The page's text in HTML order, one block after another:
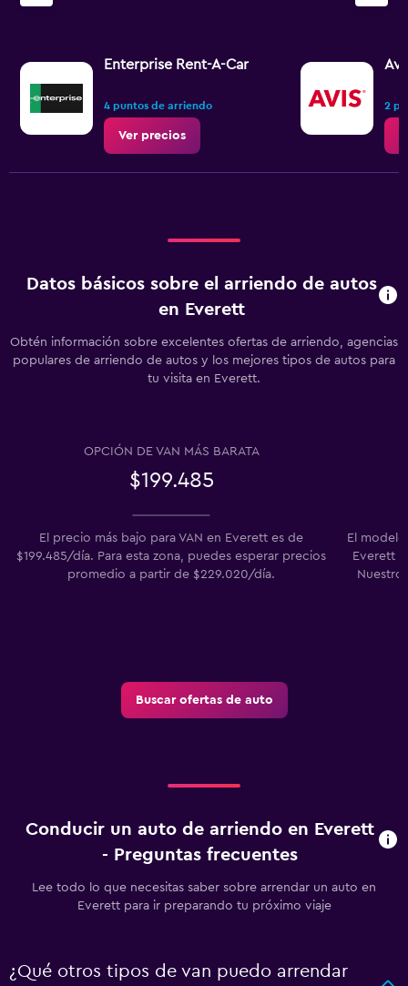
Enterprise Rent-A-Car
4 puntos de arriendo
Ver precios
2
Datos básicos sobre el arriendo de autos
en Everett
Obtén información sobre excelentes ofertas de arriendo, agencias
populares de arriendo de autos y los mejores tipos de autos para
tu visita en Everett.
OPCIÓN DE VAN MÁS BARATA
$199.485
El precio más bajo para VAN en Everett es de
$199.485/día. Para esta zona, puedes esperar precios
promedio a partir de $229.020/día.
El
Everett
Buscar ofertas de auto
Conducir un auto de arriendo en Everett
- Preguntas frecuentes
Lee todo lo que necesitas saber sobre arrendar un auto en
Everett para ir preparando tu próximo viaje
¿Qué otros tipos de van puedo arrendar